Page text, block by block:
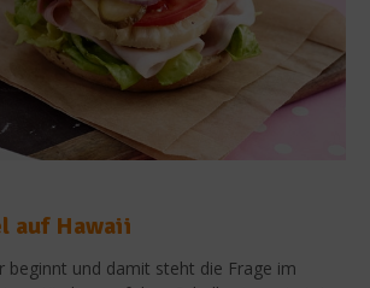
auf Hawaii
beginnt und damit steht die Frage im